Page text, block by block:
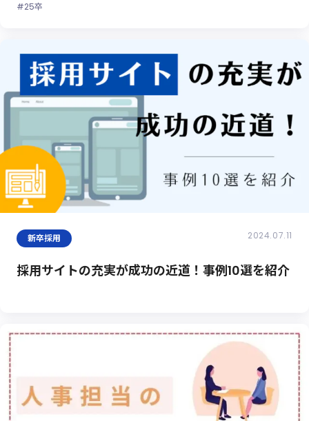
#25卒
新卒採用 2024.07.11
採用サイトの充実が成功の近道！事例10選を紹介